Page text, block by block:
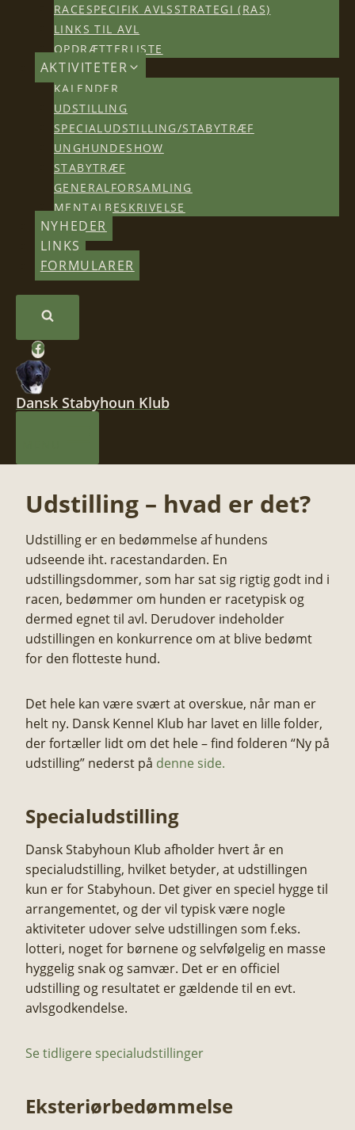
RACESPECIFIK AVLSSTRATEGI (RAS)
LINKS TIL AVL
OPDRÆTTERLISTE
AKTIVITETER
KALENDER
UDSTILLING
SPECIALUDSTILLING/STABYTRÆF
UNGHUNDESHOW
STABYTRÆF
GENERALFORSAMLING
MENTALBESKRIVELSE
NYHEDER
LINKS
FORMULARER
Dansk Stabyhoun Klub
Udstilling – hvad er det?
​Udstilling er en bedømmelse af hundens
udseende iht. racestandarden. En
udstillingsdommer, som har sat sig rigtig godt ind i
racen, bedømmer om hunden er racetypisk og
dermed egnet til avl. Derudover indeholder
udstillingen en konkurrence om at blive bedømt
for den flotteste hund.
​Det hele kan være svært at overskue, når man er
helt ny. Dansk Kennel Klub har lavet en lille folder,
der fortæller lidt om det hele – find folderen “Ny på
udstilling” nederst på denne side.
Specialudstilling
​Dansk Stabyhoun Klub afholder hvert år en
specialudstilling, hvilket betyder, at udstillingen
kun er for Stabyhoun. Det giver en speciel hygge til
arrangementet, og der vil typisk være nogle
aktiviteter udover selve udstillingen som f.eks.
lotteri, noget for børnene og selvfølgelig en masse
hyggelig snak og samvær. ​Det er en officiel
udstilling og resultatet er gældende til en evt.
avlsgodkendelse.
Se tidligere specialudstillinger
Eksteriørbedømmelse